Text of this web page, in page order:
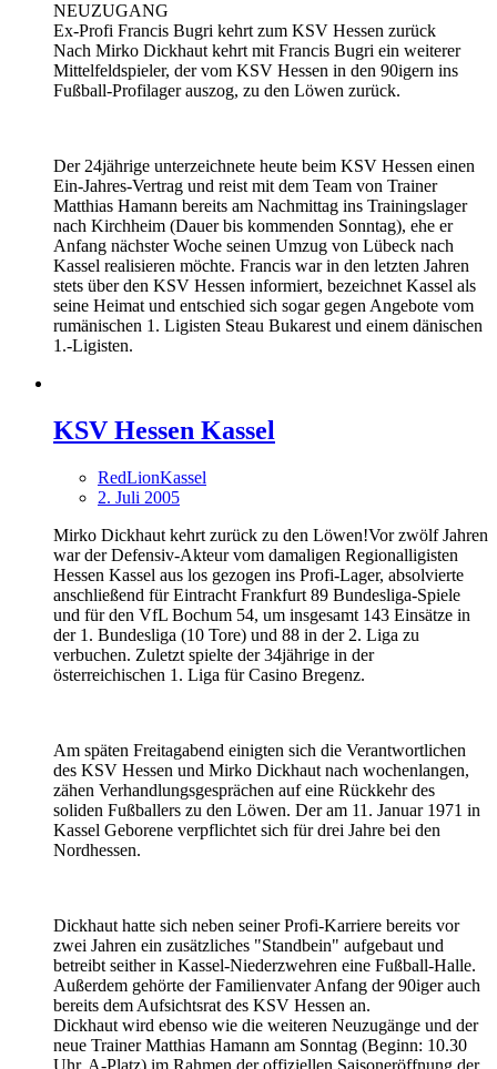
NEUZUGANG
Ex-Profi Francis Bugri kehrt zum KSV Hessen zurück
Nach Mirko Dickhaut kehrt mit Francis Bugri ein weiterer
Mittelfeldspieler, der vom KSV Hessen in den 90igern ins
Fußball-Profilager auszog, zu den Löwen zurück.
Der 24jährige unterzeichnete heute beim KSV Hessen einen
Ein-Jahres-Vertrag und reist mit dem Team von Trainer
Matthias Hamann bereits am Nachmittag ins Trainingslager
nach Kirchheim (Dauer bis kommenden Sonntag), ehe er
Anfang nächster Woche seinen Umzug von Lübeck nach
Kassel realisieren möchte. Francis war in den letzten Jahren
stets über den KSV Hessen informiert, bezeichnet Kassel als
seine Heimat und entschied sich sogar gegen Angebote vom
rumänischen 1. Ligisten Steau Bukarest und einem dänischen
1.-Ligisten.
KSV Hessen Kassel
RedLionKassel
2. Juli 2005
Mirko Dickhaut kehrt zurück zu den Löwen!Vor zwölf Jahren
war der Defensiv-Akteur vom damaligen Regionalligisten
Hessen Kassel aus los gezogen ins Profi-Lager, absolvierte
anschließend für Eintracht Frankfurt 89 Bundesliga-Spiele
und für den VfL Bochum 54, um insgesamt 143 Einsätze in
der 1. Bundesliga (10 Tore) und 88 in der 2. Liga zu
verbuchen. Zuletzt spielte der 34jährige in der
österreichischen 1. Liga für Casino Bregenz.
Am späten Freitagabend einigten sich die Verantwortlichen
des KSV Hessen und Mirko Dickhaut nach wochenlangen,
zähen Verhandlungsgesprächen auf eine Rückkehr des
soliden Fußballers zu den Löwen. Der am 11. Januar 1971 in
Kassel Geborene verpflichtet sich für drei Jahre bei den
Nordhessen.
Dickhaut hatte sich neben seiner Profi-Karriere bereits vor
zwei Jahren ein zusätzliches "Standbein" aufgebaut und
betreibt seither in Kassel-Niederzwehren eine Fußball-Halle.
Außerdem gehörte der Familienvater Anfang der 90iger auch
bereits dem Aufsichtsrat des KSV Hessen an.
Dickhaut wird ebenso wie die weiteren Neuzugänge und der
neue Trainer Matthias Hamann am Sonntag (Beginn: 10.30